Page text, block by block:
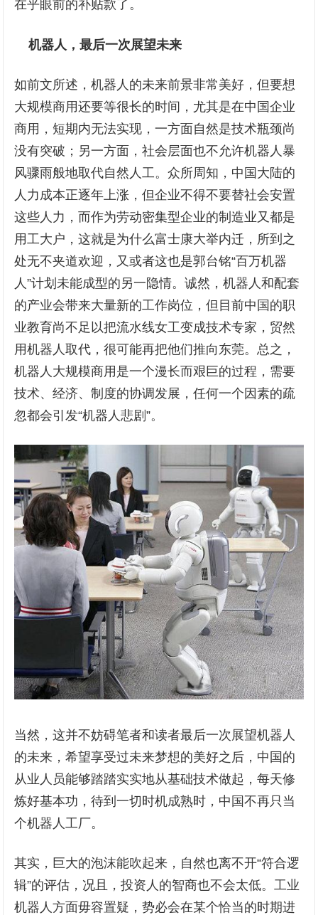
在乎眼前的补贴款了。
机器人，最后一次展望未来
如前文所述，机器人的未来前景非常美好，但要想
大规模商用还要等很长的时间，尤其是在中国企业
商用，短期内无法实现，一方面自然是技术瓶颈尚
没有突破；另一方面，社会层面也不允许机器人暴
风骤雨般地取代自然人工。众所周知，中国大陆的
人力成本正逐年上涨，但企业不得不要替社会安置
这些人力，而作为劳动密集型企业的制造业又都是
用工大户，这就是为什么富士康大举内迁，所到之
处无不夹道欢迎，又或者这也是郭台铭“百万机器
人”计划未能成型的另一隐情。诚然，机器人和配套
的产业会带来大量新的工作岗位，但目前中国的职
业教育尚不足以把流水线女工变成技术专家，贸然
用机器人取代，很可能再把他们推向东莞。总之，
机器人大规模商用是一个漫长而艰巨的过程，需要
技术、经济、制度的协调发展，任何一个因素的疏
忽都会引发“机器人悲剧”。
当然，这并不妨碍笔者和读者最后一次展望机器人
的未来，希望享受过未来梦想的美好之后，中国的
从业人员能够踏踏实实地从基础技术做起，每天修
炼好基本功，待到一切时机成熟时，中国不再只当
个机器人工厂。
其实，巨大的泡沫能吹起来，自然也离不开“符合逻
辑”的评估，况且，投资人的智商也不会太低。工业
机器人方面毋容置疑，势必会在某个恰当的时期进